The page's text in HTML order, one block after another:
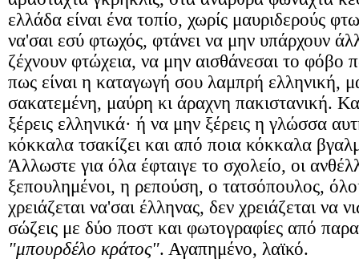
ελλάδα είναι ένα τοπίο, χωρίς μαυριδερούς
να'σαι εσύ φτωχός, φτάνει να μην υπάρχουν
ζέχνουν φτώχεια, να μην αισθάνεσαι το φόβο
πως είναι η καταγωγή σου λαμπρή ελληνική,
σακατεμένη, μαύρη κι άραχνη πακιστανική.
ξέρεις ελληνικά· ή να μην ξέρεις η γλώσσα
κόκκαλα τσακίζει και από ποια κόκκαλα
Άλλωστε για όλα έφταιγε το σχολείο, οι
ξεπουλημένοι, η ρεπούση, ο τατσόπουλος,
χρειάζεται να'σαι έλληνας, δεν χρειάζεται να
σώζεις με δύο ποστ και φωτογραφίες από
"μπουρδέλο κράτος". Αγαπημένο, λαϊκό.